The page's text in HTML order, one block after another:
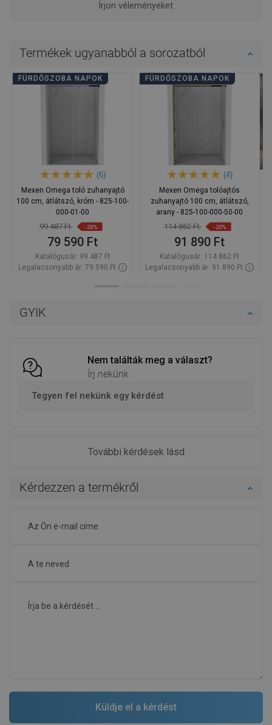
GYIK
Nem találták meg a választ?
Írj nekünk
Tegyen fel nekünk egy kérdést
További kérdések lásd
Írjon véleményeket
Kérdezzen a termékről
Termékek ugyanabból a sorozatból
FÜRDŐSZOBA NAPOK
(6)
Mexen Omega toló zuhanyajtó
100 cm, átlátszó, króm - 825-100-
000-01-00
99 487 Ft -20%
79 590 Ft
Katalógusár: 99 487 Ft
Legalacsonyabb ár: 79 590 Ft
FÜRDŐSZOBA NAPOK
(4)
Mexen Omega tolóajtós
zuhanyajtó 100 cm, átlátszó,
arany - 825-100-000-50-00
114 862 Ft -20%
91 890 Ft
Katalógusár: 114 862 Ft
Legalacsonyabb ár: 91 890 Ft